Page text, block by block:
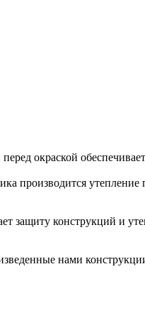
окраской
производится
защиту конструкций и
нами